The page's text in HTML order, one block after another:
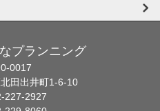
プランニング
0017
田出井町1-6-10
227-2927